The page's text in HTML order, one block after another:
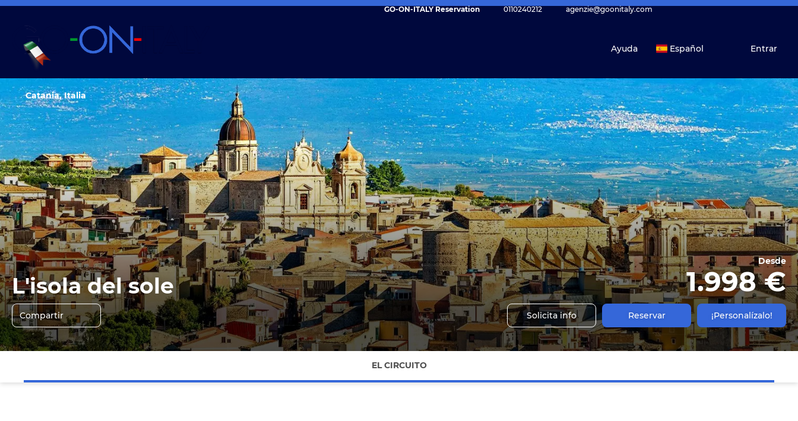
GO-ON-ITALY Reservation 0110240212 agenzie@goonitaly.com
Ayuda Español Entrar
L'isola del sole
Desde
1.998 €
Compartir Solicita info Reservar ¡Personalízalo!
Catania, Italia
EL CIRCUITO